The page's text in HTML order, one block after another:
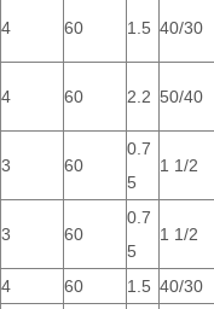
4 60 1.5 40/30
4 60 2.2 50/40
3 60
0.7
5
1 1/2
3 60
0.7
5
1 1/2
4 60 1.5 40/30